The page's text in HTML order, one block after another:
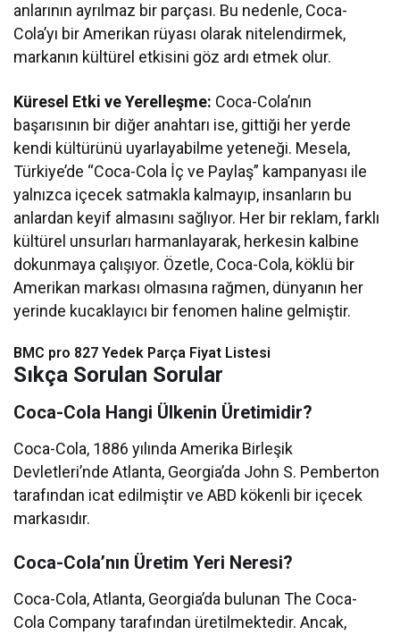
anlarının ayrılmaz bir parçası. Bu nedenle, Coca-
Cola’yı bir Amerikan rüyası olarak nitelendirmek,
markanın kültürel etkisini göz ardı etmek olur.
Küresel Etki ve Yerelleşme: Coca-Cola’nın
başarısının bir diğer anahtarı ise, gittiği her yerde
kendi kültürünü uyarlayabilme yeteneği. Mesela,
Türkiye’de “Coca-Cola İç ve Paylaş” kampanyası ile
yalnızca içecek satmakla kalmayıp, insanların bu
anlardan keyif almasını sağlıyor. Her bir reklam, farklı
kültürel unsurları harmanlayarak, herkesin kalbine
dokunmaya çalışıyor. Özetle, Coca-Cola, köklü bir
Amerikan markası olmasına rağmen, dünyanın her
yerinde kucaklayıcı bir fenomen haline gelmiştir.
BMC pro 827 Yedek Parça Fiyat Listesi​
Sıkça Sorulan Sorular
Coca-Cola Hangi Ülkenin Üretimidir?
Coca-Cola, 1886 yılında Amerika Birleşik
Devletleri’nde Atlanta, Georgia’da John S. Pemberton
tarafından icat edilmiştir ve ABD kökenli bir içecek
markasıdır.
Coca-Cola’nın Üretim Yeri Neresi?
Coca-Cola, Atlanta, Georgia’da bulunan The Coca-
Cola Company tarafından üretilmektedir. Ancak,